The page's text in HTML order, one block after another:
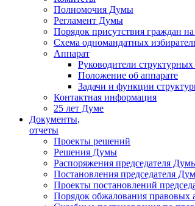
Полномочия Думы
Регламент Думы
Порядок присутствия граждан
Схема одномандатных
Аппарат
Руководители
Положение об аппарате
Задачи и функции
Контактная информация
25 лет Думе
Документы,
отчеты
Проекты решений
Решения Думы
Распоряжения председателя
Постановления председателя
Проекты постановлений
Порядок обжалования правовых